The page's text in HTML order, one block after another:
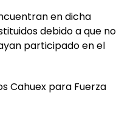
en dicha
debido a que no
participado en el
Cahuex para Fuerza